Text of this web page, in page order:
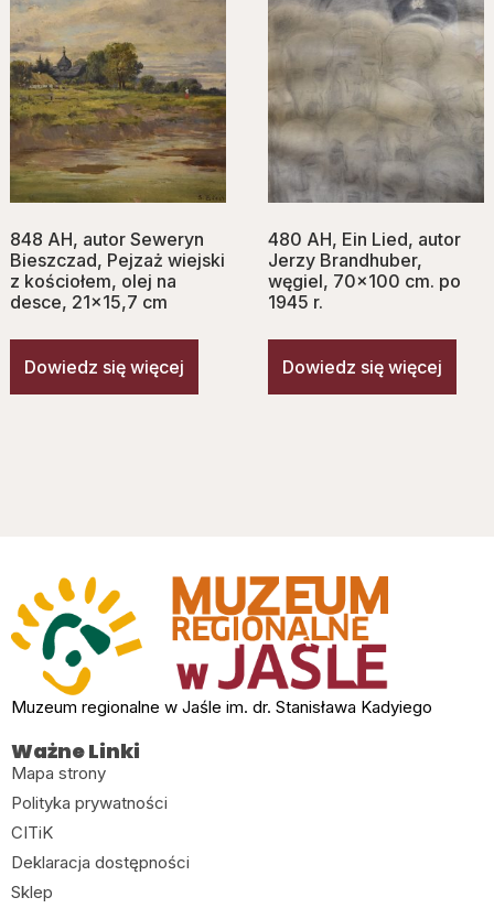
848 AH, autor Seweryn
Bieszczad, Pejzaż wiejski
z kościołem, olej na
desce, 21×15,7 cm
Dowiedz się więcej
480 AH, Ein Lied, autor
Jerzy Brandhuber,
węgiel, 70×100 cm. po
1945 r.
Dowiedz się więcej
Muzeum regionalne w Jaśle im. dr. Stanisława Kadyiego
Ważne Linki
Mapa strony
Polityka prywatności
CITiK
Deklaracja dostępności
Sklep